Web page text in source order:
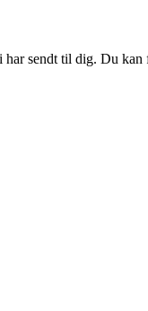
sendt til dig. Du